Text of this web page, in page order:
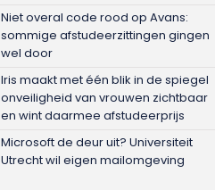
Niet overal code rood op Avans:
sommige afstudeerzittingen gingen
wel door
Iris maakt met één blik in de spiegel
onveiligheid van vrouwen zichtbaar
en wint daarmee afstudeerprijs
Microsoft de deur uit? Universiteit
Utrecht wil eigen mailomgeving